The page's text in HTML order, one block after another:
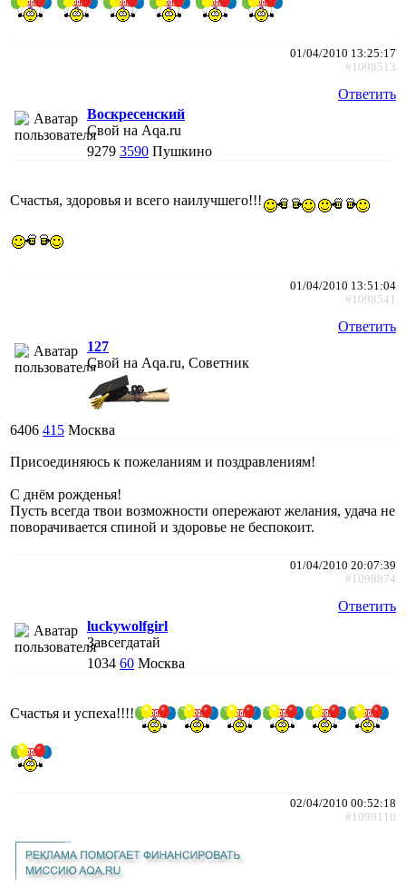
01/04/2010 13:25:17
#1098513
Ответить
Воскресенский
Свой на Aqa.ru
9279 3590 Пушкино
Счастья, здоровья и всего наилучшего!!!
01/04/2010 13:51:04
#1098541
Ответить
127
Свой на Aqa.ru, Советник
6406 415 Москва
Присоединяюсь к пожеланиям и поздравлениям!
С днём рожденья!
Пусть всегда твои возможности опережают желания, удача не
поворачивается спиной и здоровье не беспокоит.
01/04/2010 20:07:39
#1098874
Ответить
luckywolfgirl
Завсегдатай
1034 60 Москва
Счастья и успеха!!!!
02/04/2010 00:52:18
#1099110